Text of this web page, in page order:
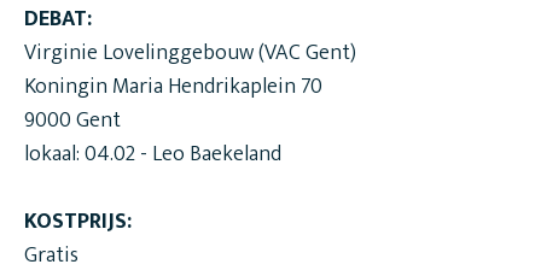
DEBAT:
Virginie Lovelinggebouw (VAC Gent)
Koningin Maria Hendrikaplein 70
9000 Gent
lokaal: 04.02 - Leo Baekeland
KOSTPRIJS:
Gratis